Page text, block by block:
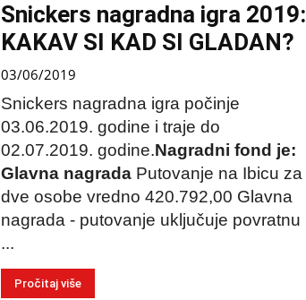
Snickers nagradna igra 2019:
KAKAV SI KAD SI GLADAN?
03/06/2019
Snickers nagradna igra počinje
03.06.2019. godine i traje do
02.07.2019. godine.Nagradni fond je:
Glavna nagrada Putovanje na Ibicu za
dve osobe vredno 420.792,00 Glavna
nagrada - putovanje uključuje povratnu
...
Pročitaj više